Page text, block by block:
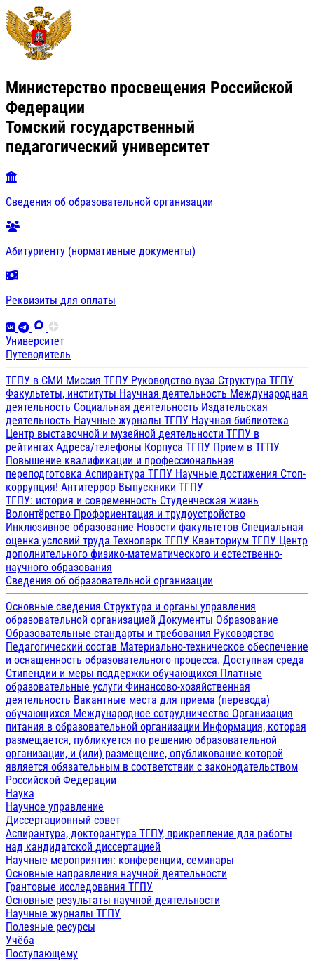
Министерство просвещения Российской
Федерации
Томский государственный
педагогический университет
Сведения об образовательной организации
Абитуриенту (нормативные документы)
Реквизиты для оплаты
Университет
Путеводитель
ТГПУ в СМИ Миссия ТГПУ Руководство вуза Структура ТГПУ
Факультеты, институты Научная деятельность Международная
деятельность Социальная деятельность Издательская
деятельность Научные журналы ТГПУ Научная библиотека
Центр выставочной и музейной деятельности ТГПУ в
рейтингах Адреса/телефоны Корпуса ТГПУ Прием в ТГПУ
Повышение квалификации и профессиональная
переподготовка Аспирантура ТГПУ Научные достижения Стоп-
коррупция! Антитеррор Выпускники ТГПУ
ТГПУ: история и современность Студенческая жизнь
Волонтёрство Профориентация и трудоустройство
Инклюзивное образование Новости факультетов Специальная
оценка условий труда Технопарк ТГПУ Кванториум ТГПУ Центр
дополнительного физико-математического и естественно-
научного образования
Сведения об образовательной организации
Основные сведения Структура и органы управления
образовательной организацией Документы Образование
Образовательные стандарты и требования Руководство
Педагогический состав Материально-техническое обеспечение
и оснащенность образовательного процесса. Доступная среда
Стипендии и меры поддержки обучающихся Платные
образовательные услуги Финансово-хозяйственная
деятельность Вакантные места для приема (перевода)
обучающихся Международное сотрудничество Организация
питания в образовательной организации Информация, которая
размещается, публикуется по решению образовательной
организации, и (или) размещение, опубликование которой
является обязательным в соответствии с законодательством
Российской Федерации
Наука
Научное управление
Диссертационный совет
Аспирантура, докторантура ТГПУ, прикрепление для работы
над кандидатской диссертацией
Научные мероприятия: конференции, семинары
Основные направления научной деятельности
Грантовые исследования ТГПУ
Основные результаты научной деятельности
Научные журналы ТГПУ
Полезные ресурсы
Учёба
Поступающему